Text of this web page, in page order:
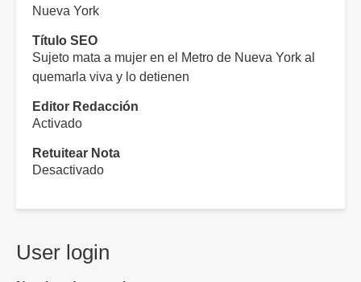
Nueva York
Título SEO
Sujeto mata a mujer en el Metro de Nueva York al
quemarla viva y lo detienen
Editor Redacción
Activado
Retuitear Nota
Desactivado
User login